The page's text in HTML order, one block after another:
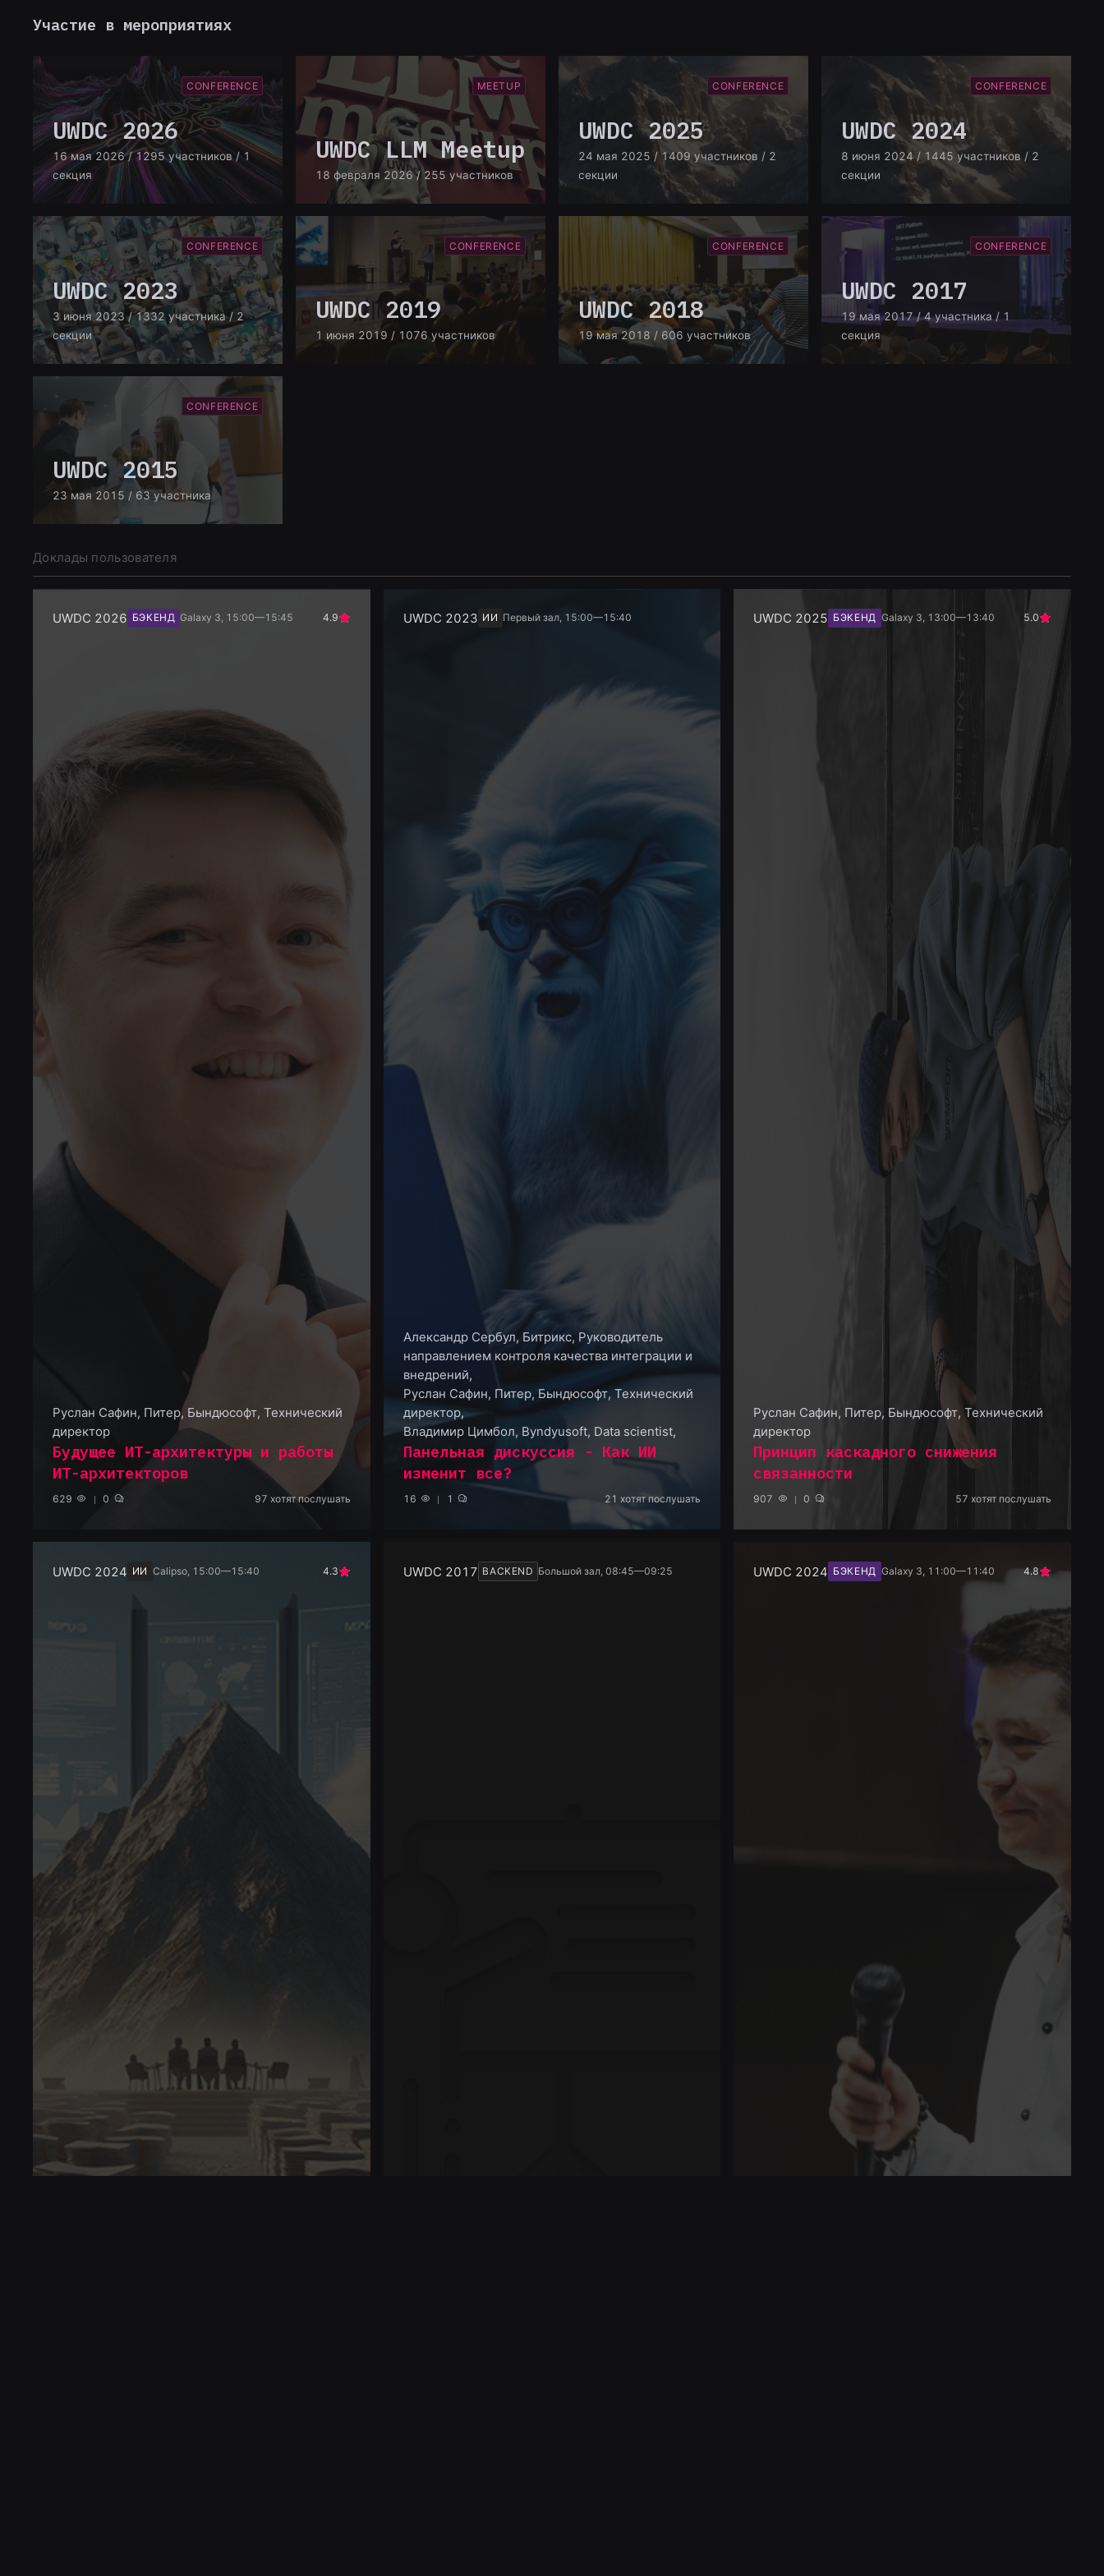
Участие в мероприятиях
CONFERENCE
UWDC 2026
16 мая 2026 / 1295 участников / 1
секция
MEETUP
UWDC LLM Meetup
18 февраля 2026 / 255 участников
CONFERENCE
UWDC 2025
24 мая 2025 / 1409 участников / 2
секции
CONFERENCE
UWDC 2024
8 июня 2024 / 1445 участников / 2
секции
CONFERENCE
UWDC 2023
3 июня 2023 / 1332 участника / 2
секции
CONFERENCE
UWDC 2019
1 июня 2019 / 1076 участников
CONFERENCE
UWDC 2018
19 мая 2018 / 606 участников
CONFERENCE
UWDC 2017
19 мая 2017 / 4 участника / 1
секция
CONFERENCE
UWDC 2015
23 мая 2015 / 63 участника
Доклады пользователя
UWDC 2026 БЭКЕНД Galaxy 3, 15:00—15:45 4.9
Руслан Сафин, Питер, Бындюсофт, Технический
директор
Будущее ИТ-архитектуры и работы
ИТ-архитекторов
629 0 97 хотят послушать
UWDC 2023 ИИ Первый зал, 15:00—15:40
Александр Сербул, Битрикс, Руководитель
направлением контроля качества интеграции и
внедрений,
Руслан Сафин, Питер, Бындюсофт, Технический
директор,
Владимир Цимбол, Byndyusoft, Data scientist,
Панельная дискуссия - Как ИИ
изменит все?
16 1 21 хотят послушать
UWDC 2025 БЭКЕНД Galaxy 3, 13:00—13:40 5.0
Руслан Сафин, Питер, Бындюсофт, Технический
директор
Принцип каскадного снижения
связанности
907 0 57 хотят послушать
UWDC 2024 ИИ Calipso, 15:00—15:40 4.3 UWDC 2017 BACKEND Большой зал, 08:45—09:25 UWDC 2024 БЭКЕНД Galaxy 3, 11:00—11:40 4.8